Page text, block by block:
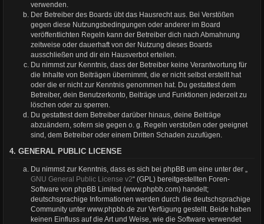
verwenden.
Der Betreiber des Boards übt das Hausrecht aus. Bei Verstößen
gegen diese Nutzungsbedingungen oder anderer im Board
veröffentlichten Regeln kann der Betreiber dich nach Abmahnung
zeitweise oder dauerhaft von der Nutzung dieses Boards
ausschließen und dir ein Hausverbot erteilen.
Du nimmst zur Kenntnis, dass der Betreiber keine Verantwortung für
die Inhalte von Beiträgen übernimmt, die er nicht selbst erstellt hat
oder die er nicht zur Kenntnis genommen hat. Du gestattest dem
Betreiber, dein Benutzerkonto, Beiträge und Funktionen jederzeit zu
löschen oder zu sperren.
Du gestattest dem Betreiber darüber hinaus, deine Beiträge
abzuändern, sofern sie gegen o. g. Regeln verstoßen oder geeignet
sind, dem Betreiber oder einem Dritten Schaden zuzufügen.
4. GENERAL PUBLIC LICENSE
Du nimmst zur Kenntnis, dass es sich bei phpBB um eine unter der „
GNU General Public License v2“ (GPL) bereitgestellten Foren-
Software von phpBB Limited (www.phpbb.com) handelt;
deutschsprachige Informationen werden durch die deutschsprachige
Community unter www.phpbb.de zur Verfügung gestellt. Beide haben
keinen Einfluss auf die Art und Weise, wie die Software verwendet